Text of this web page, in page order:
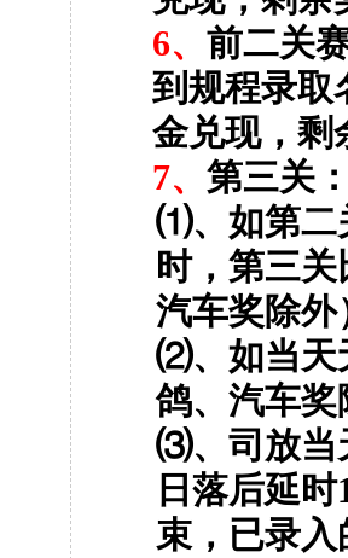
6、 前二关
到规程录取
金兑现，剩
7、 第三关：
⑴、如第二
时，第三
汽车奖除
⑵、如当天
鸽、汽车
⑶、司放当
日落后延时
束，已录